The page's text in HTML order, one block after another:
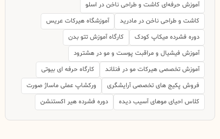
آموزش حرفه‌ای کاشت و طراحی ناخن در اسلو
کاشت و طراحی ناخن در مادرید
آموزشگاه هیرکات عریس
دوره فشرده میکاپ کودک
کارگاه آموزش تتو بدن
آموزش فیشیال و مراقبت پوست و مو در هشترود
آموزش تخصصی هیرکات مو در فنلاند
کارگاه حرفه ای بیوتی
فروش پکیج های تخصصی آرایشگری
ورکشاپ عملی ماساژ صورت
کلاس احیای موهای آسیب دیده
دوره فشرده هیر اکستنشن